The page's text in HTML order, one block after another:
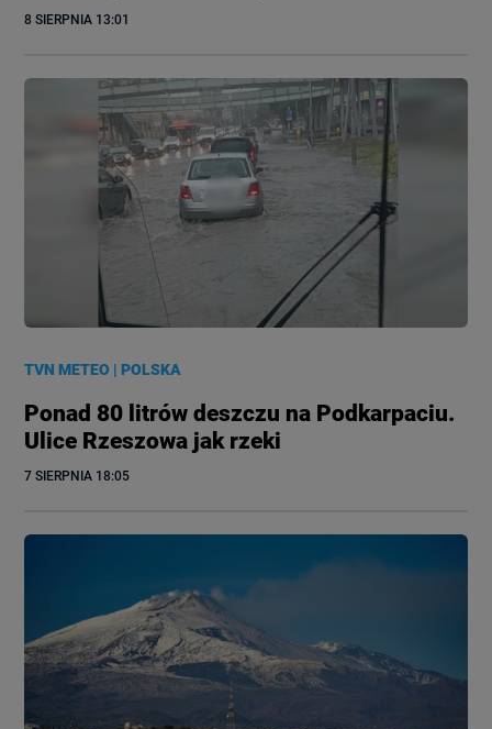
8 SIERPNIA 13:01
TVN METEO |POLSKA
Ponad 80 litrów deszczu na Podkarpaciu.
Ulice Rzeszowa jak rzeki
7 SIERPNIA 18:05